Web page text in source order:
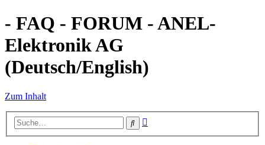
- FAQ - FORUM - ANEL-
Elektronik AG
(Deutsch/English)
Zum Inhalt
Suche